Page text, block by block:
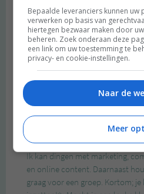
Bepaalde leveranciers kunnen uw
verwerken op basis van
hiertegen bezwaar maken door
beheren. Zoek onderaan deze
een link om uw toestemming te
privacy- en cookie-instellingen.
Naar de
Meer